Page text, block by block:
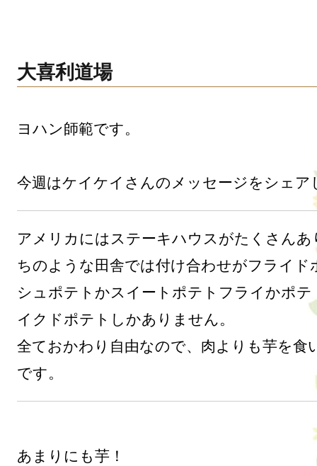
大喜利道場
ヨハン師範です。
アメリカにはステーキハウスがたくさん
ちのような田舎では付け合わせがフライド
シュポテトかスイートポテトフライかポ
イクドポテトしかありません。
全ておかわり自由なので、肉よりも芋を食
あまりにも芋！